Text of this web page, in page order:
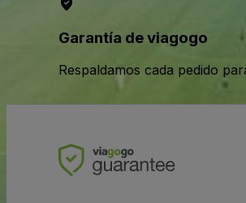
Garantía de viagogo
Respaldamos cada pedido